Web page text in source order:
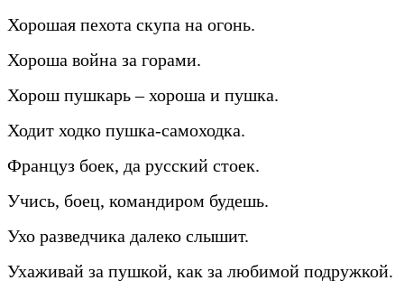
Хорошая пехота скупа на огонь.
Хороша война за горами.
Хорош пушкарь – хороша и пушка.
Ходит ходко пушка-самоходка.
Француз боек, да русский стоек.
Учись, боец, командиром будешь.
Ухо разведчика далеко слышит.
Ухаживай за пушкой, как за любимой подружкой.